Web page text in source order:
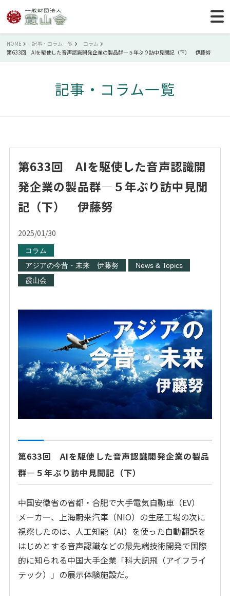
HOME 記事・コラム一覧
コラム
第633回 AIを駆使した音声認識開発企業の製品群―５年ぶり訪中見聞記（下） 伊藤努
記事・コラム一覧
第633回 AIを駆使した音声認識開
発企業の製品群―５年ぶり訪中見聞
記（下） 伊藤努
2025/01/30
コラム
アジアの今昔・未来 伊藤努
News & Topics
霞山会
第633回 AIを駆使した音声認識開発企業の製品
群―５年ぶり訪中見聞記（下）
中国安徽省の省都・合肥で大手電気自動車（EV）
メーカー、上海蔚来汽車（NIO）の生産工場の次に
視察したのは、人工知能（AI）を使った自動翻訳を
はじめとする音声認識などの最先端技術開発で国際
的に知られる中国大手企業「科大訊飛（アイフライ
テック）」の展示体験施設だ。